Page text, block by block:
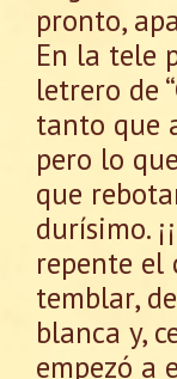
pronto,
En la tele
letrero de
tanto que
pero lo
que
durísimo.
repente el
temblar,
blanca y,
empezó a